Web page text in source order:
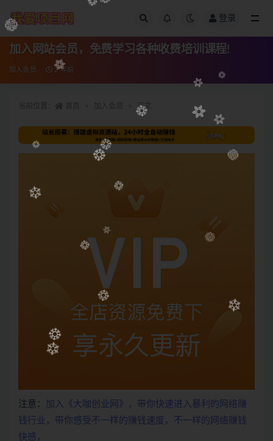
登录
加入网站会员，免费学习各种收费培训课程!
加入会员 2 年前
正文
注意： 加入《大咖创业网》，带你快速进入暴利的网络赚
钱行业，带你感受不一样的赚钱速度，不一样的网络赚钱
快感，